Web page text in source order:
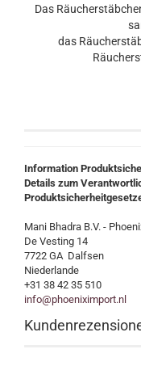
Das
das
Information
Details zum
Mani Bhadra B.V. -
De Vesting 14
7722 GA Dalfsen
Niederlande
+31 38 42 35 510
info@phoeniximport.nl